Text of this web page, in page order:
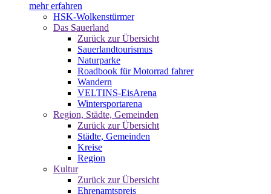
mehr erfahren
HSK-Wolkenstürmer
Das Sauerland
Zurück zur Übersicht
Sauerlandtourismus
Naturparke
Roadbook für Motorrad fahrer
Wandern
VELTINS-EisArena
Wintersportarena
Region, Städte, Gemeinden
Zurück zur Übersicht
Städte, Gemeinden
Kreise
Region
Kultur
Zurück zur Übersicht
Ehrenamtspreis